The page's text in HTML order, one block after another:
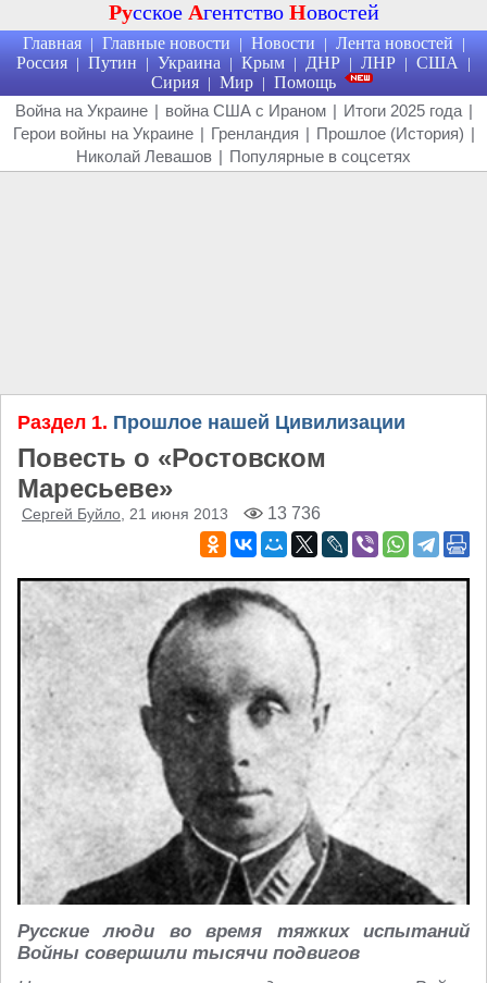
Русское Агентство Новостей
Главная | Главные новости | Новости | Лента новостей |
Россия | Путин | Украина | Крым | ДНР | ЛНР | США |
Сирия | Мир | Помощь
Война на Украине | война США с Ираном | Итоги 2025 года |
Герои войны на Украине | Гренландия | Прошлое (История) |
Николай Левашов | Популярные в соцсетях
Раздел 1. Прошлое нашей Цивилизации
Повесть о «Ростовском
Маресьеве»
Сергей Буйло , 21 июня 2013 13 736
Русские люди во время тяжких испытаний
Войны совершили тысячи подвигов